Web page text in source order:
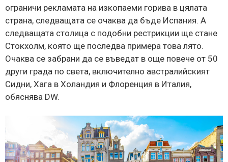
ограничи рекламата на изкопаеми горива в цялата
страна, следващата се очаква да бъде Испания. А
следващата столица с подобни рестрикции ще стане
Стокхолм, която ще последва примера това лято.
Очаква се забрани да се въведат в още повече от 50
други града по света, включително австралийският
Сидни, Хага в Холандия и Флоренция в Италия,
обяснява DW.